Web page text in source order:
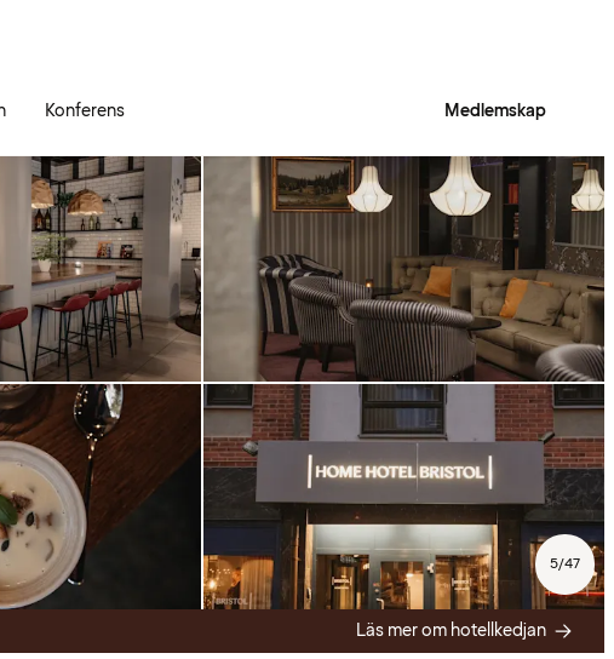
Konferens Medlemskap
5/47
Läs mer om hotellkedjan